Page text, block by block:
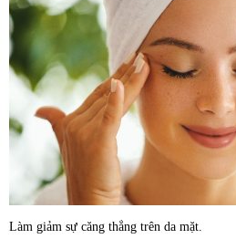
Làm giảm sự căng thẳng trên da mặt.